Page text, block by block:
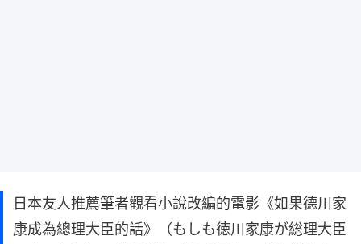
日本友人推薦筆者觀看小說改編的電影《如果德川家
康成為總理大臣的話》（もしも徳川家康が総理大臣